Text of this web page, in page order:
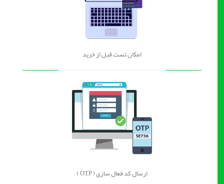
امکان تست قبل از خرید
ارسال کد فعال سازی ( OTP )